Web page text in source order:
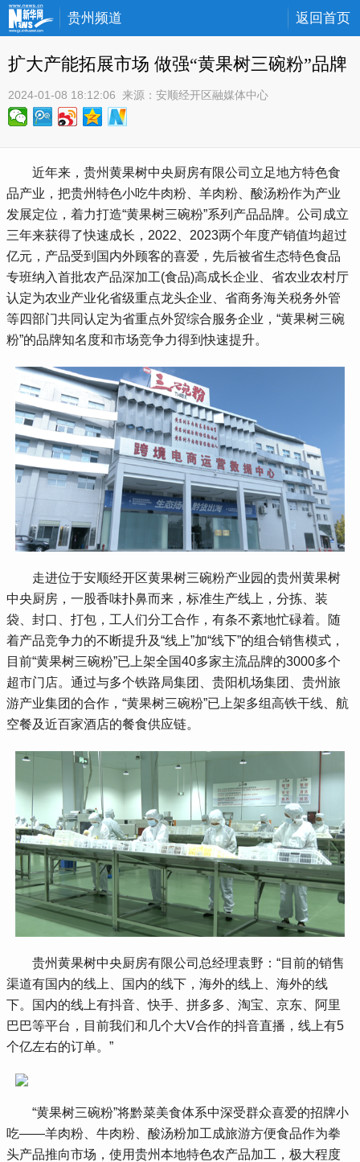
贵州频道 返回首页
扩大产能拓展市场 做强“黄果树三碗粉”品牌
2024-01-08 18:12:06 来源： 安顺经开区融媒体中心
近年来，贵州黄果树中央厨房有限公司立足地方特色食
品产业，把贵州特色小吃牛肉粉、羊肉粉、酸汤粉作为产业
发展定位，着力打造“黄果树三碗粉”系列产品品牌。公司成立
三年来获得了快速成长，2022、2023两个年度产销值均超过
亿元，产品受到国内外顾客的喜爱，先后被省生态特色食品
专班纳入首批农产品深加工(食品)高成长企业、省农业农村厅
认定为农业产业化省级重点龙头企业、省商务海关税务外管
等四部门共同认定为省重点外贸综合服务企业，“黄果树三碗
粉”的品牌知名度和市场竞争力得到快速提升。
走进位于安顺经开区黄果树三碗粉产业园的贵州黄果树
中央厨房，一股香味扑鼻而来，标准生产线上，分拣、装
袋、封口、打包，工人们分工合作，有条不紊地忙碌着。随
着产品竞争力的不断提升及“线上”加“线下”的组合销售模式，
目前“黄果树三碗粉”已上架全国40多家主流品牌的3000多个
超市门店。通过与多个铁路局集团、贵阳机场集团、贵州旅
游产业集团的合作，“黄果树三碗粉”已上架多组高铁干线、航
空餐及近百家酒店的餐食供应链。
贵州黄果树中央厨房有限公司总经理袁野：“目前的销售
渠道有国内的线上、国内的线下，海外的线上、海外的线
下。国内的线上有抖音、快手、拼多多、淘宝、京东、阿里
巴巴等平台，目前我们和几个大V合作的抖音直播，线上有5
个亿左右的订单。”
“黄果树三碗粉”将黔菜美食体系中深受群众喜爱的招牌小
吃——羊肉粉、牛肉粉、酸汤粉加工成旅游方便食品作为拳
头产品推向市场，使用贵州本地特色农产品加工，极大程度